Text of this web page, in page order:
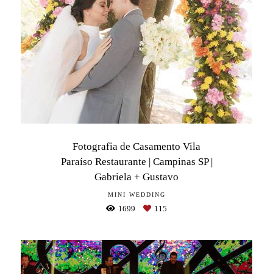
Fotografia de Casamento Vila
Paraíso Restaurante | Campinas SP |
Gabriela + Gustavo
MINI WEDDING
1699 115